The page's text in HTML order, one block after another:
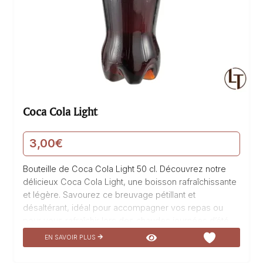
Coca Cola Light
3,00€
Bouteille de Coca Cola Light 50 cl. Découvrez notre
délicieux Coca Cola Light, une boisson rafraîchissante
et légère. Savourez ce breuvage pétillant et
désaltérant, idéal pour accompagner vos repas ou
Notre Coca Cola Light est une boisson pétillante et
allégée en sucre. Son goût unique et sa légèreté en
EN SAVOIR PLUS